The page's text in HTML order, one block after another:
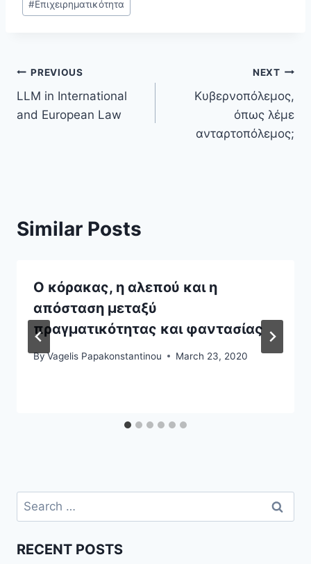
#Επιχειρηματικότητα
Post
navigation
PREVIOUS
LLM in International
and European Law
NEXT
Κυβερνοπόλεμος,
όπως λέμε
ανταρτοπόλεμος;
Similar Posts
Ο κόρακας, η αλεπού και η
απόσταση μεταξύ
πραγματικότητας και φαντασίας
ByVagelis Papakonstantinou March 23, 2020
Search
for:
RECENT POSTS